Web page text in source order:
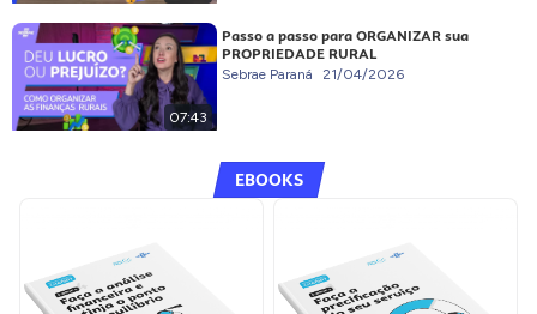
07:43
Passo a passo para ORGANIZAR sua
PROPRIEDADE RURAL
Sebrae Paraná 21/04/2026
EBOOKS